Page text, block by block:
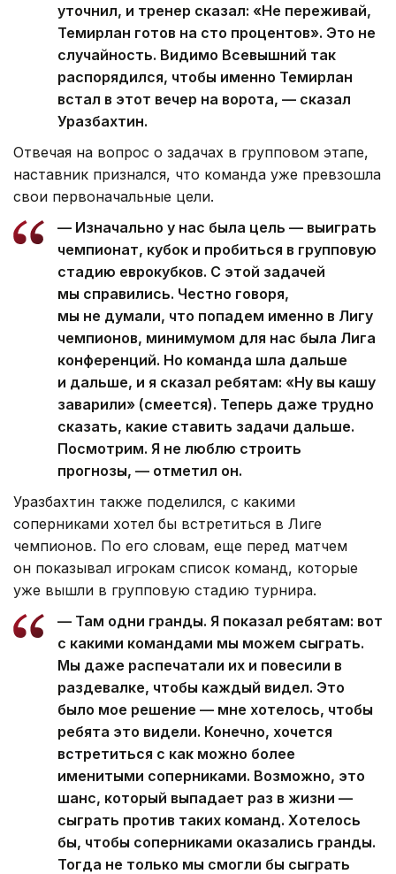
уточнил, и тренер сказал: «Не переживай,
Темирлан готов на сто процентов». Это не
случайность. Видимо Всевышний так
распорядился, чтобы именно Темирлан
встал в этот вечер на ворота, — сказал
Уразбахтин.
Отвечая на вопрос о задачах в групповом этапе,
наставник признался, что команда уже превзошла
свои первоначальные цели.
— Изначально у нас была цель — выиграть
чемпионат, кубок и пробиться в групповую
стадию еврокубков. С этой задачей
мы справились. Честно говоря,
мы не думали, что попадем именно в Лигу
чемпионов, минимумом для нас была Лига
конференций. Но команда шла дальше
и дальше, и я сказал ребятам: «Ну вы кашу
заварили» (смеется). Теперь даже трудно
сказать, какие ставить задачи дальше.
Посмотрим. Я не люблю строить
прогнозы, — отметил он.
Уразбахтин также поделился, с какими
соперниками хотел бы встретиться в Лиге
чемпионов. По его словам, еще перед матчем
он показывал игрокам список команд, которые
уже вышли в групповую стадию турнира.
— Там одни гранды. Я показал ребятам: вот
с какими командами мы можем сыграть.
Мы даже распечатали их и повесили в
раздевалке, чтобы каждый видел. Это
было мое решение — мне хотелось, чтобы
ребята это видели. Конечно, хочется
встретиться с как можно более
именитыми соперниками. Возможно, это
шанс, который выпадает раз в жизни —
сыграть против таких команд. Хотелось
бы, чтобы соперниками оказались гранды.
Тогда не только мы смогли бы сыграть